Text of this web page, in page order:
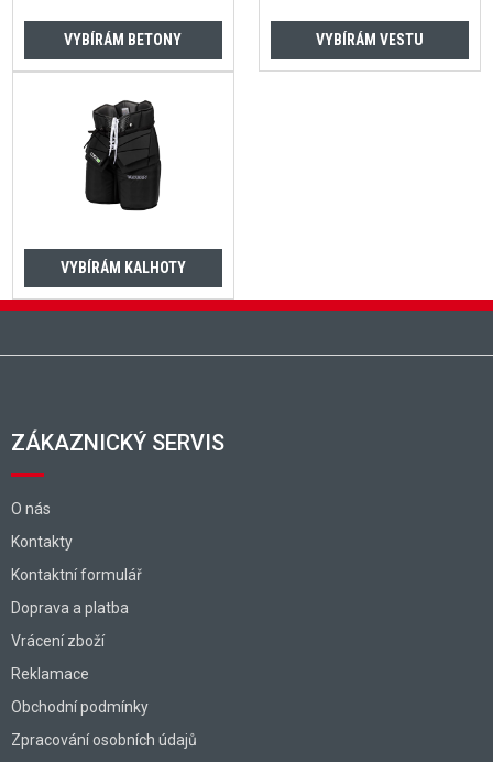
VYBÍRÁM BETONY VYBÍRÁM VESTU
VYBÍRÁM KALHOTY
ZÁKAZNICKÝ SERVIS
O nás
Kontakty
Kontaktní formulář
Doprava a platba
Vrácení zboží
Reklamace
Obchodní podmínky
Zpracování osobních údajů